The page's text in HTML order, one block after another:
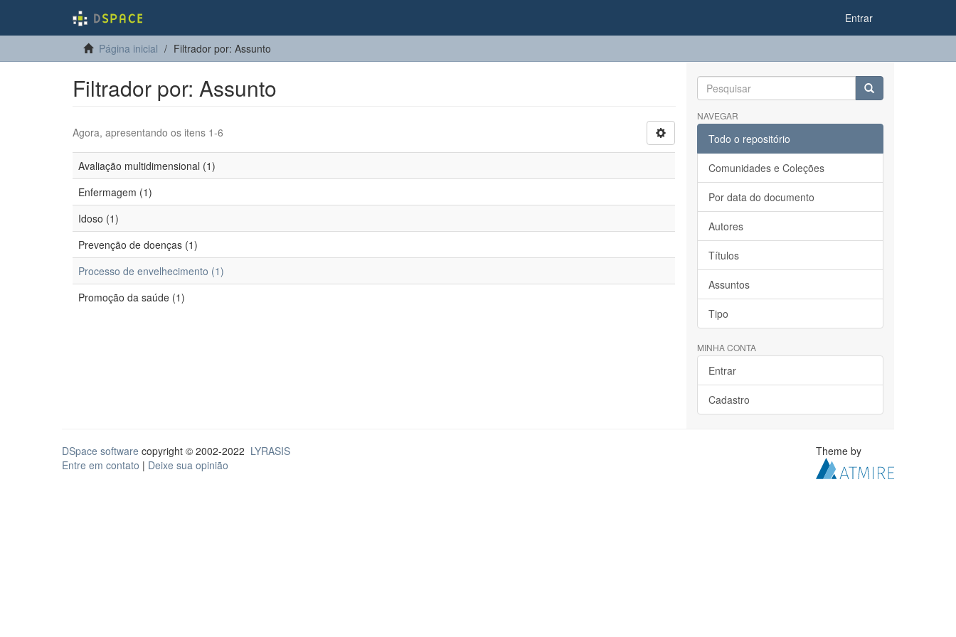
Entrar
Página inicial Filtrador por: Assunto
Filtrador por: Assunto
Agora, apresentando os itens 1-6
Avaliação multidimensional (1)
Enfermagem (1)
Idoso (1)
Prevenção de doenças (1)
Processo de envelhecimento (1)
Promoção da saúde (1)
NAVEGAR
Todo o repositório
Comunidades e Coleções
Por data do documento
Autores
Títulos
Assuntos
Tipo
MINHA CONTA
Entrar
Cadastro
DSpace software copyright © 2002-2022 LYRASIS
Entre em contato | Deixe sua opinião
Theme by